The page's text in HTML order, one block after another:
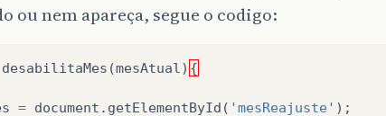
ou nem apareça, segue o codigo:
desabilitaMes (mesAtual ) {
= document . getElementById ( 'mesReajuste' );